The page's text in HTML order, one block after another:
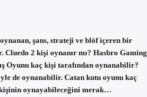
şans, strateji ve blöf içeren bir
Cluedo 2 kişi oynanır mı? Hasbro Gaming
Oyunu kaç kişi tarafından oynanabilir?
de oynanabilir. Catan kutu oyunu kaç
kişinin oynayabileceğini merak…